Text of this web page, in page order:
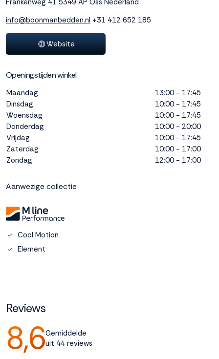
interactie met ons
binnen en buiten
volgen. Dat doen we
legitiem en belangrijk,
dit overzichtvoor
alle
cookieinstellingen en
lees hier onze privacy
policy
accepteren geef je
toestemming voor
onze marketing
cookies. Kies je voor
plaatsen we alleen
functionele en
Accepteren
info@boonmanbedden.nl +31 412 652 185
Website
Openingstijden winkel
Maandag
13:00 - 17:45
Dinsdag
10:00 - 17:45
Woensdag
10:00 - 17:45
Donderdag
10:00 - 20:00
Vrijdag
10:00 - 17:45
Zaterdag
10:00 - 17:00
Zondag
12:00 - 17:00
Aanwezige collectie
Cool Motion
Element
Reviews
8,6Gemiddelde
uit 44 reviews